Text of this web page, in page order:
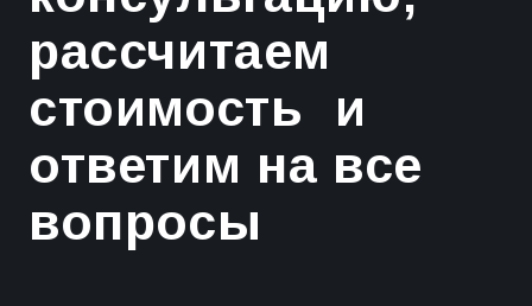
рассчитаем
стоимость и
ответим на все
вопросы